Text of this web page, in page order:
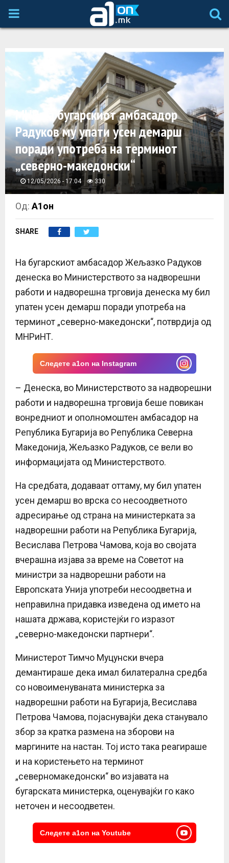
P
I
A
R
Y
M
E
N
U
МНР на бугарскиот амбасадор
Радуков му упати усен демарш
поради употреба на терминот
„северно-македонски“
12/05/2026 - 17:04 330
Од:А1он
SHARE
На бугарскиот амбасадор Жељазко Радуков
денеска во Министерството за надворешни
работи и надворешна трговија денеска му бил
упатен усен демарш поради употреба на
терминот „северно-македонски“, потврдија од
МНРиНТ.
Следете a1on на Instagram
– Денеска, во Министерството за надворешни
работи и надворешна трговија беше повикан
вонредниот и ополномоштен амбасадор на
Република Бугарија во Република Северна
Македонија, Жељазко Радуков, се вели во
информацијата од Министерството.
На средбата, додаваат оттаму, му бил упатен
усен демарш во врска со несоодветното
адресирање од страна на министерката за
надворешни работи на Република Бугарија,
Весислава Петрова Чамова, која во својата
вчерашна изјава за време на Советот на
министри за надворешни работи на
Европската Унија употреби несоодветна и
неправилна придавка изведена од името на
нашата држава, користејќи го изразот
„северно-македонски партнери“.
Министерот Тимчо Муцунски вчера
демантираше дека имал билатерална средба
со новоименуваната министерка за
надворешни работи на Бугарија, Весислава
Петрова Чамова, појаснувајќи дека станувало
збор за кратка размена на зборови на
маргините на настан. Тој исто така реагираше
и на користењето на терминот
„северномакедонски“ во изјавата на
бугарската министерка, оценувајќи го како
неточен и несоодветен.
Следете a1on на Youtube